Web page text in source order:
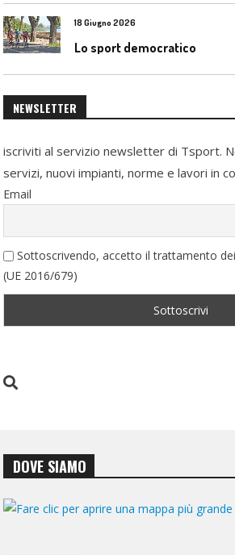
18 Giugno 2026
Lo sport democratico
NEWSLETTER
iscriviti al servizio newsletter di Tsport.
servizi, nuovi impianti, norme e lavori in
Email
Sottoscrivendo, accetto il trattamento
(UE 2016/679)
DOVE SIAMO